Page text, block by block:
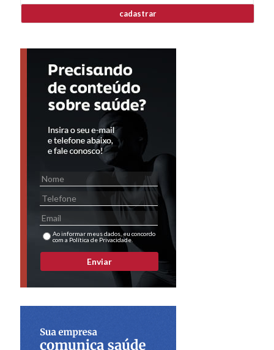
cadastrar
Ao informar meus dados, eu concordo
com a Política de Privacidade.
Enviar